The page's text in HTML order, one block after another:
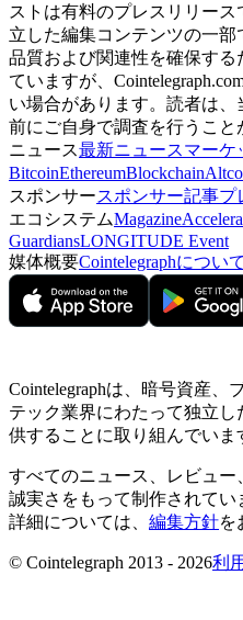
ストは有料のプレスリリース
立した編集コンテンツの一
品質および関連性を確保す
ていますが、
い場合があります。読者は
前にご自身で調査を行うこと
ニュース最新ニュースマーケ
BitcoinEthereumBlockchain
スポンサースポンサー記事プ
エコシステムMagazine
GuardiansLONGITUDE Event
媒体概要Cointelegraphについて
Cointelegraphは、暗号資産
テック業界にわたって独立
供することに取り組んでいま
すべてのニュース、レビュ
誠実さをもって制作されて
詳細については、 編集方針を
© Cointelegraph 2013 - 2026利